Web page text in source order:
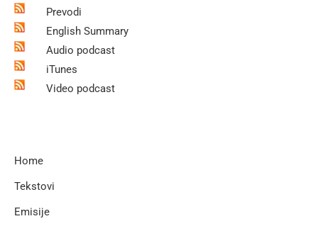
Prevodi
English Summary
Audio podcast
iTunes
Video podcast
Home
Tekstovi
Emisije